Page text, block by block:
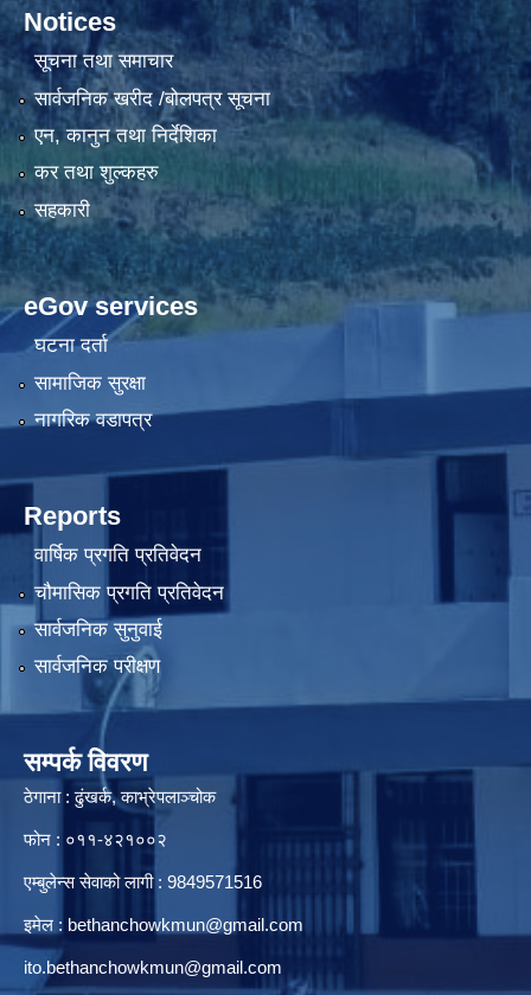
Notices
सूचना तथा समाचार
सार्वजनिक खरीद /बोलपत्र सूचना
एन, कानुन तथा निर्देशिका
कर तथा शुल्कहरु
सहकारी
eGov services
घटना दर्ता
सामाजिक सुरक्षा
नागरिक वडापत्र
Reports
वार्षिक प्रगति प्रतिवेदन
चौमासिक प्रगति प्रतिवेदन
सार्वजनिक सुनुवाई
सार्वजनिक परीक्षण
सम्पर्क विवरण
ठेगाना : ढुंखर्क, काभ्रेपलाञ्चोक
फोन : ०११-४२१००२
एम्बुलेन्स सेवाको लागी : 9849571516
इमेल : bethanchowkmun@gmail.com
ito.bethanchowkmun@gmail.com